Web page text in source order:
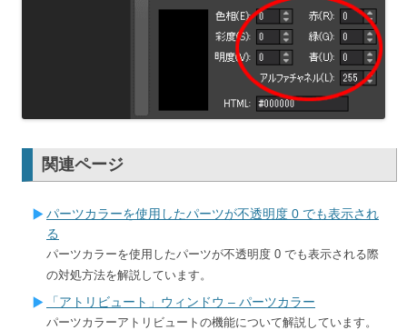
関連ページ
パーツカラーを使用したパーツが不透明度 0 でも表示され
る
パーツカラーを使用したパーツが不透明度 0 でも表示される際
の対処方法を解説しています。
「アトリビュート」ウィンドウ – パーツカラー
パーツカラーアトリビュートの機能について解説しています。